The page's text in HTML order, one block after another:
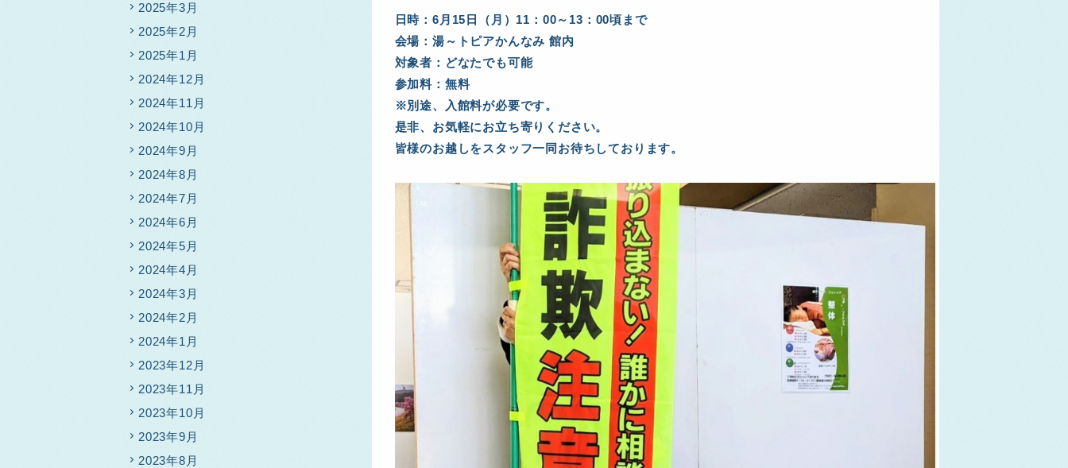
日時：6月15日（月）11：00～13：00頃まで
会場：湯～トピアかんなみ 館内
対象者：どなたでも可能
参加料：無料
※別途、入館料が必要です。
是非、お気軽にお立ち寄りください。
皆様のお越しをスタッフ一同お待ちしております。
2025年3月
2025年2月
2025年1月
2024年12月
2024年11月
2024年10月
2024年9月
2024年8月
2024年7月
2024年6月
2024年5月
2024年4月
2024年3月
2024年2月
2024年1月
2023年12月
2023年11月
2023年10月
2023年9月
2023年8月